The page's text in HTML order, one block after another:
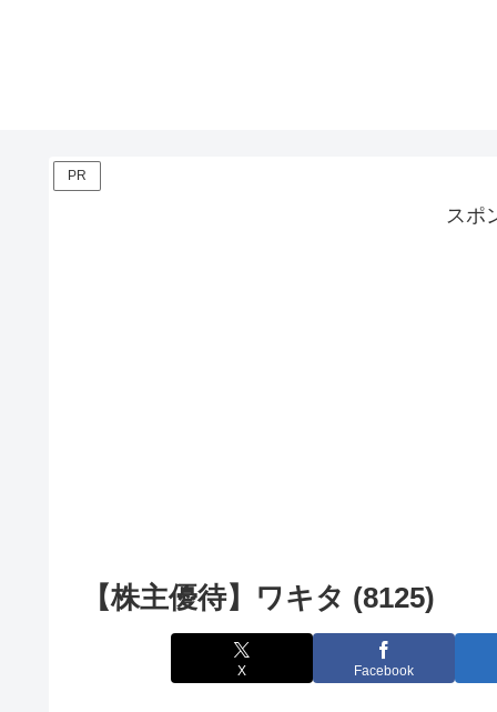
PR
スポ
【株主優待】ワキタ (8125)
X Facebook